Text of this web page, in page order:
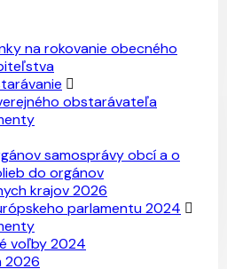
na rokovanie obecného
obstarávateľa
samosprávy obcí a o
do orgánov
krajov 2026
parlamentu 2024
voľby 2024
2026